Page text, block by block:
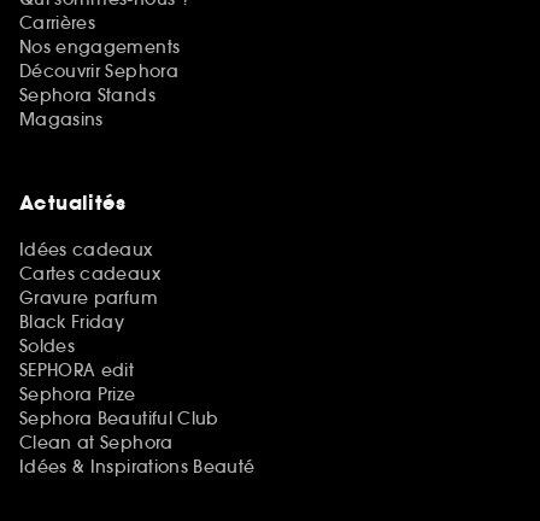
Carrières
Nos engagements
Découvrir Sephora
Sephora Stands
Magasins
Actualités
Idées cadeaux
Cartes cadeaux
Gravure parfum
Black Friday
Soldes
SEPHORA edit
Sephora Prize
Sephora Beautiful Club
Clean at Sephora
Idées & Inspirations Beauté